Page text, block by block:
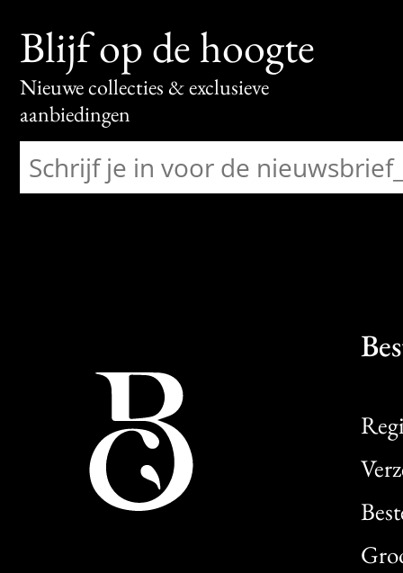
Blijf op de hoogte
Nieuwe collecties & exclusieve
aanbiedingen